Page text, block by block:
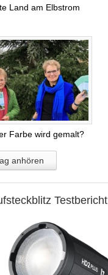
Land am Elbstrom
Farbe wird gemalt?
anhören
Testbericht